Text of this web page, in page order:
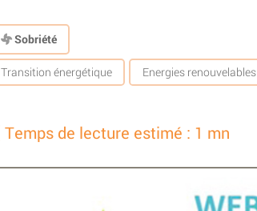
Sobriété
Transition énergétique Energies renouvelables
Temps de lecture estimé : 1 mn